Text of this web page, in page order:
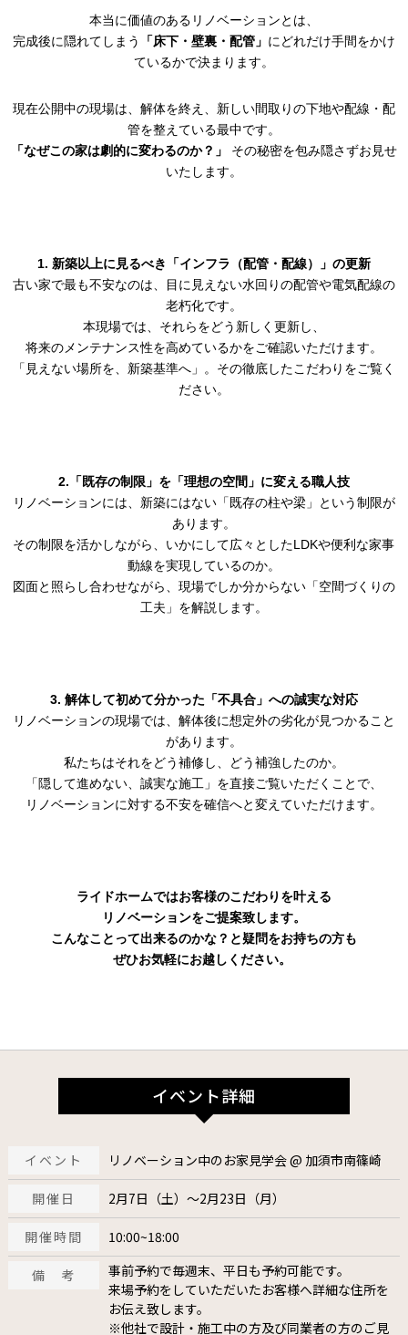
本当に価値のあるリノベーションとは、
完成後に隠れてしまう
「床下・壁裏・配管」 にどれだけ手間をかけ
ているかで決まります。
現在公開中の現場は、解体を終え、新しい間取りの下地や配線・配
管を整えている最中です。
「なぜこの家は劇的に変わるのか？」
その秘密を包み隠さずお見せ
いたします。
1. 新築以上に見るべき「インフラ（配管・配線）」の更新
古い家で最も不安なのは、目に見えない水回りの配管や電気配線の
老朽化です。
本現場では、それらをどう新しく更新し、
将来のメンテナンス性を高めているかをご確認いただけます。
「見えない場所を、新築基準へ」。その徹底したこだわりをご覧く
ださい。
2.「既存の制限」を「理想の空間」に変える職人技
リノベーションには、新築にはない「既存の柱や梁」という制限が
あります。
その制限を活かしながら、いかにして広々としたLDKや便利な家事
動線を実現しているのか。
図面と照らし合わせながら、現場でしか分からない「空間づくりの
工夫」を解説します。
3. 解体して初めて分かった「不具合」への誠実な対応
リノベーションの現場では、解体後に想定外の劣化が見つかること
があります。
私たちはそれをどう補修し、どう補強したのか。
「隠して進めない、誠実な施工」を直接ご覧いただくことで、
リノベーションに対する不安を確信へと変えていただけます。
ライドホームではお客様のこだわりを叶える
リノベーションをご提案致します。
こんなことって出来るのかな？と疑問をお持ちの方も
ぜひお気軽にお越しください。
イベント詳細
イベント リノベーション中のお家見学会 @ 加須市南篠崎
開催日 2月7日（土）～2月23日（月）
開催時間 10:00~18:00
備 考
事前予約で毎週末、平日も予約可能です。
来場予約をしていただいたお客様へ詳細な住所を
お伝え致します。
※他社で設計・施工中の方及び同業者の方のご見